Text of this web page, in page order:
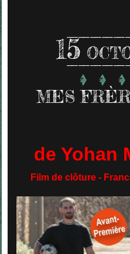
15
MES
de Yohan
Film de clôture -